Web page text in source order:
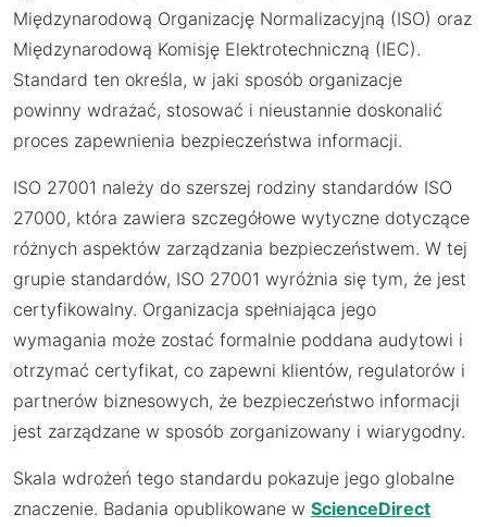
Międzynarodową Organizację Normalizacyjną (ISO) oraz
Międzynarodową Komisję Elektrotechniczną (IEC).
Standard ten określa, w jaki sposób organizacje
powinny wdrażać, stosować i nieustannie doskonalić
proces zapewnienia bezpieczeństwa informacji.
ISO 27001 należy do szerszej rodziny standardów ISO
27000, która zawiera szczegółowe wytyczne dotyczące
różnych aspektów zarządzania bezpieczeństwem. W tej
grupie standardów, ISO 27001 wyróżnia się tym, że jest
certyfikowalny. Organizacja spełniająca jego
wymagania może zostać formalnie poddana audytowi i
otrzymać certyfikat, co zapewni klientów, regulatorów i
partnerów biznesowych, że bezpieczeństwo informacji
jest zarządzane w sposób zorganizowany i wiarygodny.
Skala wdrożeń tego standardu pokazuje jego globalne
znaczenie. Badania opublikowane w ScienceDirect